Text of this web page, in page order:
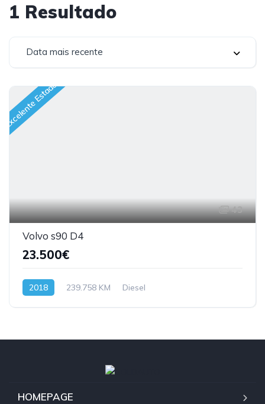
1 Resultado
Data mais recente
Excelente Estado
43
Volvo s90 D4
23.500€
2018 239.758 KM Diesel
HOMEPAGE